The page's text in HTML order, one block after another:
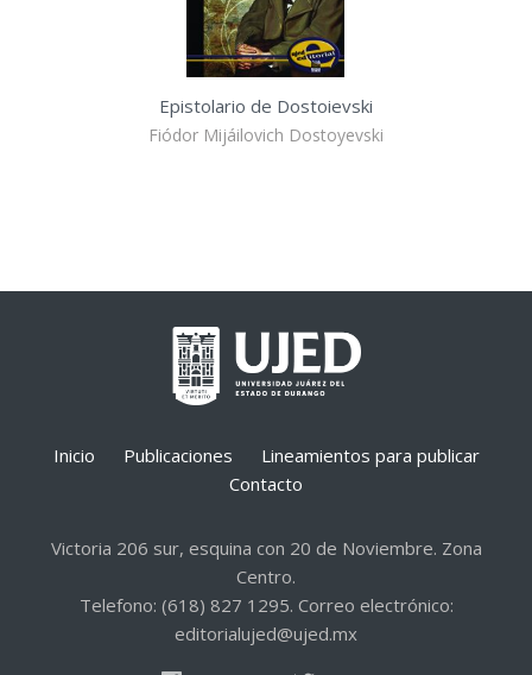
Epistolario de Dostoievski
Fiódor Mijáilovich Dostoyevski
Inicio Publicaciones
Lineamientos para publicar
Contacto
Victoria 206 sur, esquina con 20 de Noviembre. Zona
Centro.
Telefono: (618) 827 1295. Correo electrónico:
editorialujed@ujed.mx